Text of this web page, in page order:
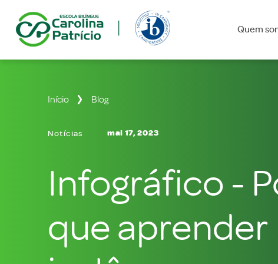
Quem
Início Blog
Notícias mai 17, 2023
Infográfico -
que aprender